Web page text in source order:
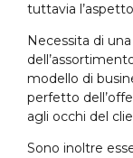
tuttavia
Necessita di
modello di
perfetto
agli occhi del
Sono inoltre